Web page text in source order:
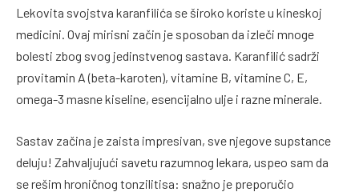
Lekovita svojstva karanfilića se široko koriste u kineskoj
medicini. Ovaj mirisni začin je sposoban da izleči mnoge
bolesti zbog svog jedinstvenog sastava. Karanfilić sadrži
provitamin A (beta-karoten), vitamine B, vitamine C, E,
omega-3 masne kiseline, esencijalno ulje i razne minerale.
Sastav začina je zaista impresivan, sve njegove supstance
deluju! Zahvaljujući savetu razumnog lekara, uspeo sam da
se rešim hroničnog tonzilitisa: snažno je preporučio